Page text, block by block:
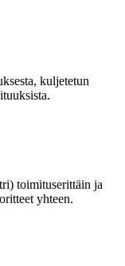
kuljetetun
toimituserittäin ja
yhteen.